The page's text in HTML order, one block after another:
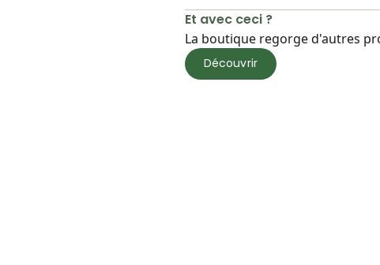
Et avec ceci ?
La boutique regorge d'autres
Découvrir